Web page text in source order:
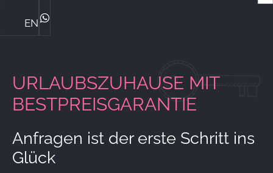
EN
URLAUBSZUHAUSE MIT
BESTPREISGARANTIE
Anfragen ist der erste Schritt ins
Glück